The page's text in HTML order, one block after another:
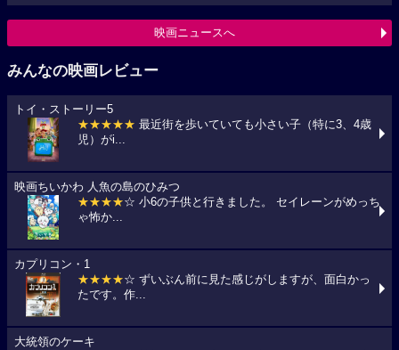
映画ニュースへ
みんなの映画レビュー
トイ・ストーリー5
★★★★★ 最近街を歩いていても小さい子（特に3、4歳
児）がi...
映画ちいかわ 人魚の島のひみつ
★★★★☆ 小6の子供と行きました。 セイレーンがめっち
ゃ怖か...
カプリコン・1
★★★★☆ ずいぶん前に見た感じがしますが、面白かっ
たです。作...
大統領のケーキ